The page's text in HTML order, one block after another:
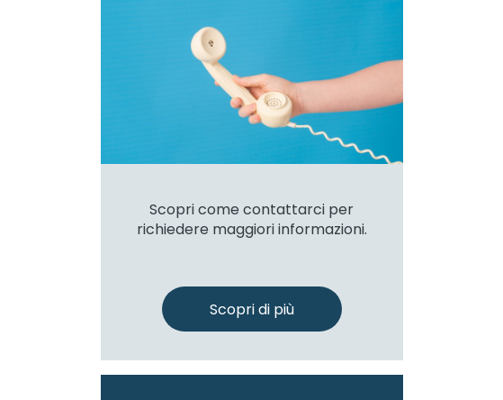
Scopri come contattarci per
richiedere maggiori informazioni.
Scopri di più